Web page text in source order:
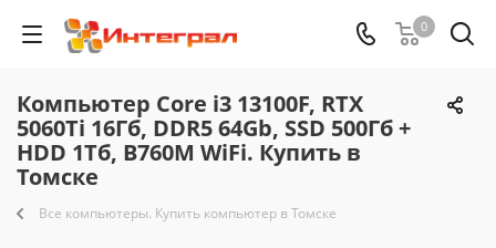
0
Компьютер Core i3 13100F, RTX
5060Ti 16Гб, DDR5 64Gb, SSD 500Гб +
HDD 1Тб, B760M WiFi. Купить в
Томске
Все компьютеры. Купить компьютер в Томске